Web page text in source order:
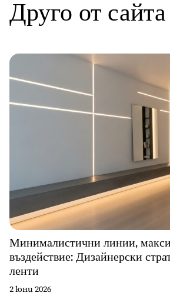
Друго от сайта
Минималистични линии,
въздействие: Дизайнерски
ленти
2 юни 2026